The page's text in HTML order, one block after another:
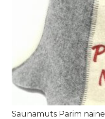
Saunamüts Parim naine